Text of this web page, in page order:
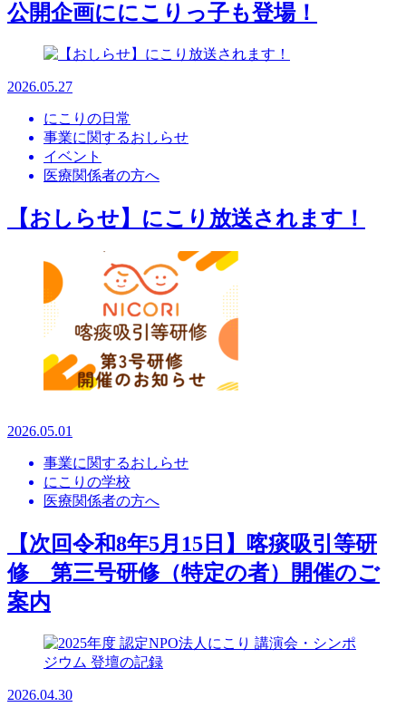
公開企画ににこりっ子も登場！
2026.05.27
にこりの日常
事業に関するおしらせ
イベント
医療関係者の方へ
【おしらせ】にこり放送されます！
2026.05.01
事業に関するおしらせ
にこりの学校
医療関係者の方へ
【次回令和8年5月15日】喀痰吸引等研
修 第三号研修（特定の者）開催のご
案内
2026.04.30